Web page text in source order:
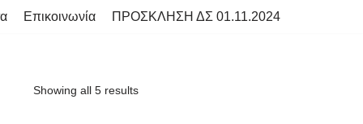
Επικοινωνία ΠΡΟΣΚΛΗΣΗ ΔΣ 01.11.2024
Showing all 5 results